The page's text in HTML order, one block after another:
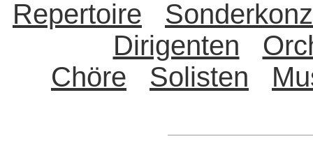
Repertoire
Dirigenten
Chöre
Solisten